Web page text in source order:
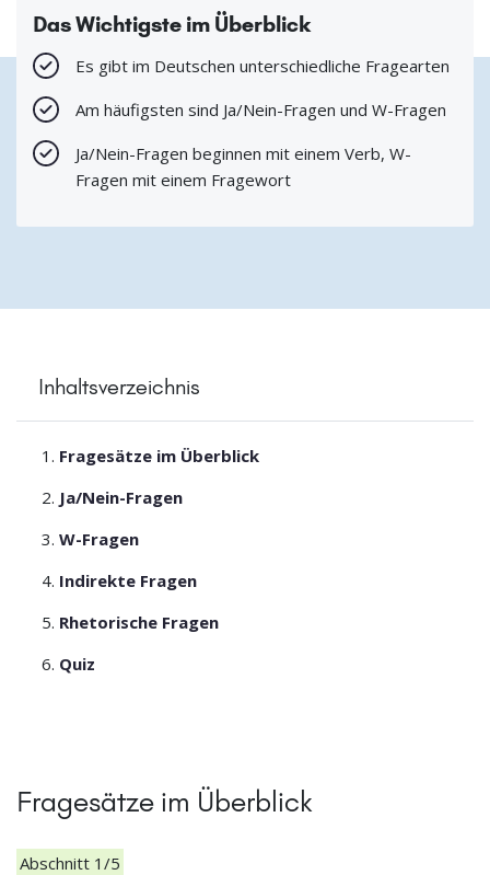
Das Wichtigste im Überblick
Es gibt im Deutschen unterschiedliche Fragearten
Am häufigsten sind Ja/Nein-Fragen und W-Fragen
Ja/Nein-Fragen beginnen mit einem Verb, W-
Fragen mit einem Fragewort
Inhaltsverzeichnis
Fragesätze im Überblick
Ja/Nein-Fragen
W-Fragen
Indirekte Fragen
Rhetorische Fragen
Quiz
Fragesätze im Überblick
Abschnitt 1/5